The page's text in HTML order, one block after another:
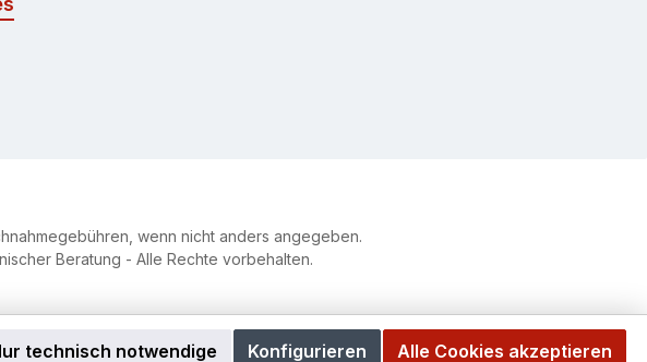
wenn nicht anders angegeben.
Beratung - Alle Rechte vorbehalten.
technisch notwendige Konfigurieren Alle Cookies akzeptieren